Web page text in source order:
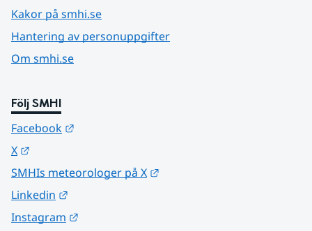
Kakor på smhi.se
Hantering av personuppgifter
Om smhi.se
Följ SMHI
Facebook
X
SMHIs meteorologer på X
Linkedin
Instagram